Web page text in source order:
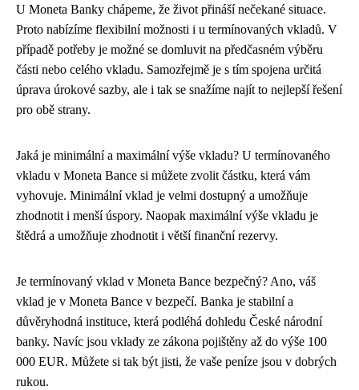
U Moneta Banky chápeme, že život přináší nečekané situace.
Proto nabízíme flexibilní možnosti i u termínovaných vkladů. V
případě potřeby je možné se domluvit na předčasném výběru
části nebo celého vkladu. Samozřejmě je s tím spojena určitá
úprava úrokové sazby, ale i tak se snažíme najít to nejlepší řešení
pro obě strany.
Jaká je minimální a maximální výše vkladu? U termínovaného
vkladu v Moneta Bance si můžete zvolit částku, která vám
vyhovuje. Minimální vklad je velmi dostupný a umožňuje
zhodnotit i menší úspory. Naopak maximální výše vkladu je
štědrá a umožňuje zhodnotit i větší finanční rezervy.
Je termínovaný vklad v Moneta Bance bezpečný? Ano, váš
vklad je v Moneta Bance v bezpečí. Banka je stabilní a
důvěryhodná instituce, která podléhá dohledu České národní
banky. Navíc jsou vklady ze zákona pojištěny až do výše 100
000 EUR. Můžete si tak být jisti, že vaše peníze jsou v dobrých
rukou.